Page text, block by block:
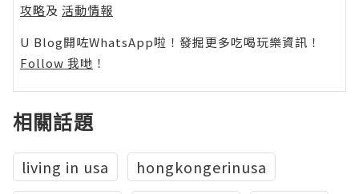
攻略及 活動情報
U Blog開咗WhatsApp啦！發掘更多吃喝玩樂資訊！
Follow 我哋 ！
相關話題
living in usa
hongkongerinusa